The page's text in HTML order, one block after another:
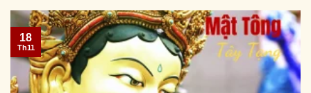
18
Th11